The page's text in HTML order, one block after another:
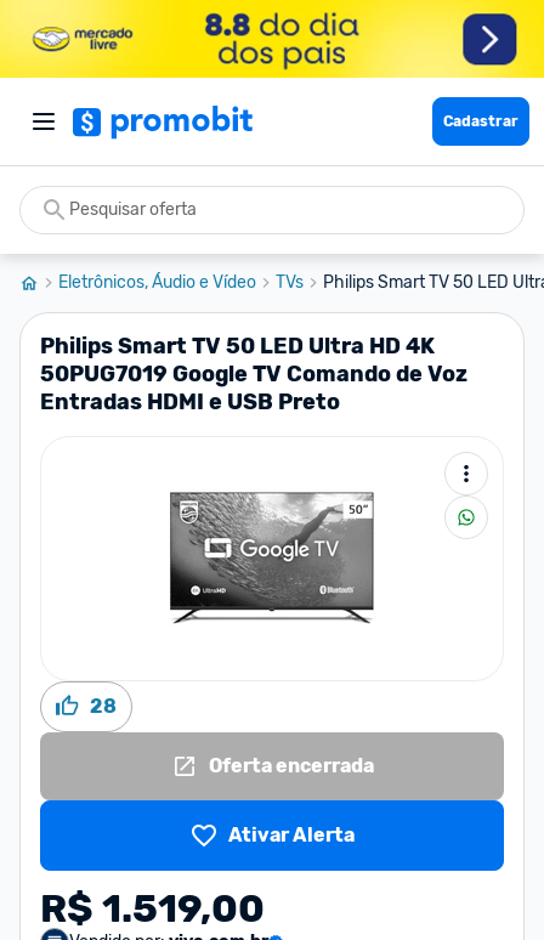
Cadastrar
Eletrônicos, Áudio e Vídeo TVs Philips Smart TV 50 LED
Philips Smart TV 50 LED Ultra HD 4K
50PUG7019 Google TV Comando de Voz
Entradas HDMI e USB Preto
28
Oferta encerrada
Ativar Alerta
R$ 1.519,00